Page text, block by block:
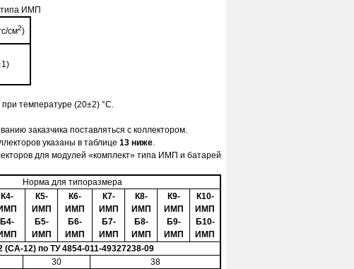
ИМП
см2)
1)
температуре (20±2) °С.
заказчика поставляться с коллектором.
указаны в таблице 13 ниже.
для модулей «комплект» типа ИМП и батарей
Норма для типоразмера
К4-
Б4-
К5-
ИМП
Б5-
ИМП
К6-
ИМП
Б6-
ИМП
К7-
ИМП
Б7-
ИМП
К8-
ИМП
Б8-
ИМП
К9-
ИМП
Б9-
ИМП
К10-
ИМП
Б10-
ИМП
(СА-12) по ТУ 4854-011-49327238-09
30
38